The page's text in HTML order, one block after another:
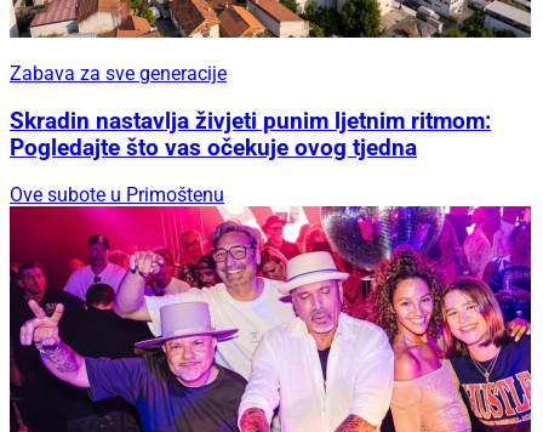
Zabava za sve generacije
Skradin nastavlja živjeti punim ljetnim ritmom:
Pogledajte što vas očekuje ovog tjedna
Ove subote u Primoštenu